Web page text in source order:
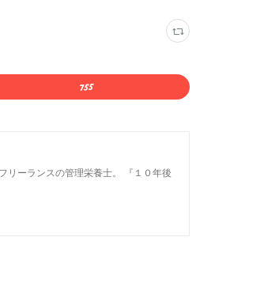
リーランスの管理栄養士。 『１０年後